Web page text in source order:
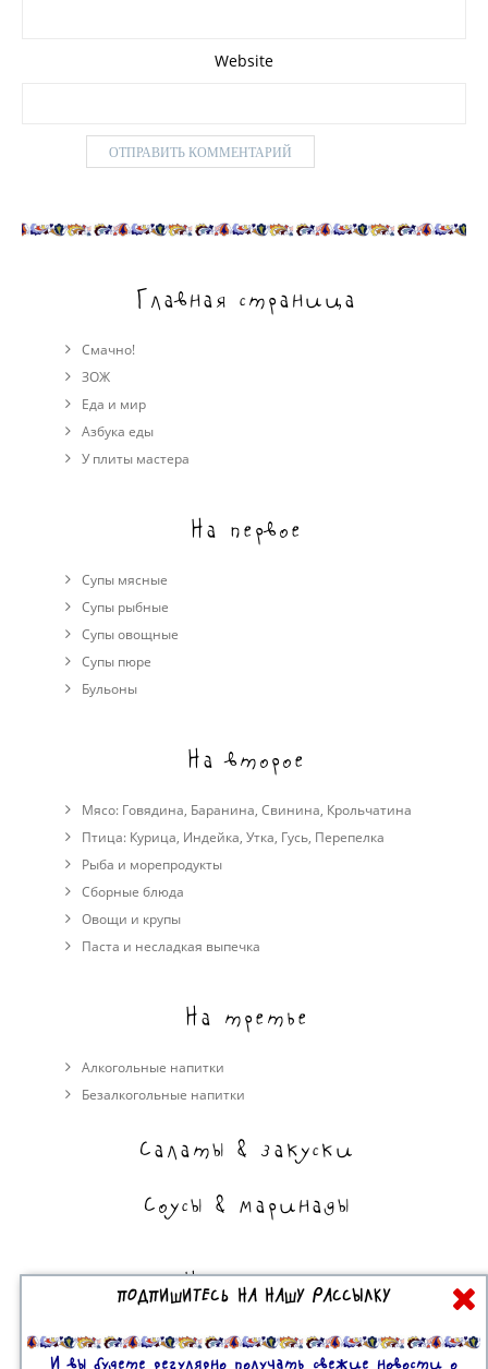
Website
Главная страница
Смачно!
ЗОЖ
Еда и мир
Азбука еды
У плиты мастера
На первое
Супы мясные
Супы рыбные
Супы овощные
Cупы пюре
Бульоны
На второе
Мясо: Говядина, Баранина, Свинина, Крольчатина
Птица: Курица, Индейка, Утка, Гусь, Перепелка
Рыба и морепродукты
Сборные блюда
Овощи и крупы
Паста и несладкая выпечка
На третье
Алкогольные напитки
Безалкогольные напитки
Салаты & закуски
Соусы & маринады
На сладкое
Торты, пирожные, выпечка
Десерты
ПОДПИШИТЕСЬ НА НАШУ РАССЫЛКУ
И вы будете регулярно получать свежие новости о